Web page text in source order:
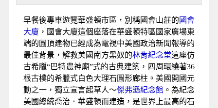
早餐後專車遊覽華盛頓市區，別稱國會山莊的 國會
大廈，國會大廈這個座落在華盛頓特區國家廣場東
端的圓頂建物已經成為電視中美國政治新聞報導的
最佳背景，解救美國南方黑奴的林肯紀念堂這座仿
古希臘“巴特農神廟”式的古典建築，四周環繞著36
根古樸的希臘式白色大理石圓形廊柱。美國開國元
動之一，獨立宣言起草人～傑弗遜紀念館 。為紀念
美國總統喬治．華盛頓而建造，是世界上最高的石